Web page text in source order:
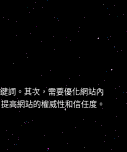
詞。其次，需要優化網站內
高網站的權威性和信任度。